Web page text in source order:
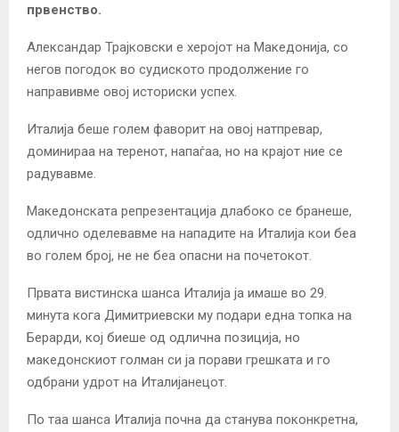
првенство.
Александар Трајковски е херојот на Македонија, со
негов погодок во судиското продолжение го
направивме овој историски успех.
Италија беше голем фаворит на овој натпревар,
доминираа на теренот, напаѓаа, но на крајот ние се
радувавме.
Македонската репрезентација длабоко се бранеше,
одлично оделевавме на нападите на Италија кои беа
во голем број, не не беа опасни на почетокот.
Првата вистинска шанса Италија ја имаше во 29.
минута кога Димитриевски му подари една топка на
Берарди, кој биеше од одлична позиција, но
македонскиот голман си ја порави грешката и го
одбрани удрот на Италијанецот.
По таа шанса Италија почна да станува поконкретна,